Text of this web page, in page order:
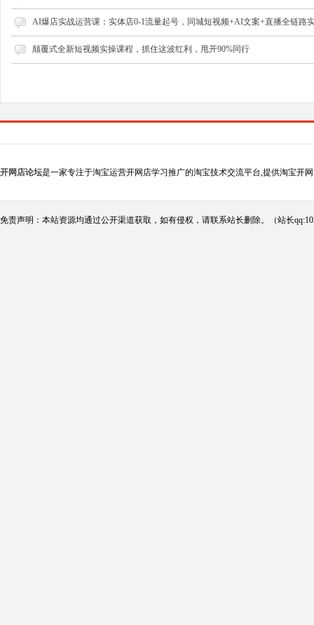
AI爆店实战运营课：实体店0-1流量起号，同城短视频+AI文案+直播全链路
颠覆式全新短视频实操课程，抓住这波红利，甩开90%同行
开网店论坛是一家专注于淘宝运营开网店学习推广的淘宝技术交流平台,提供淘宝开
免责声明：本站资源均通过公开渠道获取，如有侵权，请联系站长删除。（站长